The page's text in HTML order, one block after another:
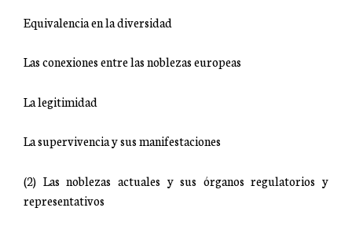
Equivalencia en la diversidad
Las conexiones entre las noblezas europeas
La legitimidad
La supervivencia y sus manifestaciones
(2) Las noblezas actuales y sus órganos regulatorios y
representativos